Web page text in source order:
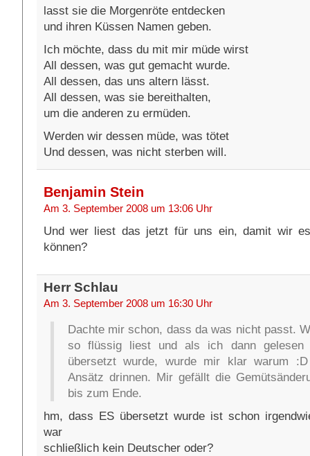
lasst sie die Morgenröte entdecken
und ihren Küssen Namen geben.
Ich möchte, dass du mit mir müde wirst
All dessen, was gut gemacht wurde.
All dessen, das uns altern lässt.
All dessen, was sie bereithalten,
um die anderen zu ermüden.
Werden wir dessen müde, was tötet
Und dessen, was nicht sterben will.
Benjamin Stein
Am 3. September 2008 um 13:06 Uhr
Und wer liest das jetzt für uns ein, damit wir
können?
Herr Schlau
Am 3. September 2008 um 16:30 Uhr
Dachte mir schon, dass da was nicht passt.
so flüssig liest und als ich dann gelesen
übersetzt wurde, wurde mir klar warum
Ansätz drinnen. Mir gefällt die
bis zum Ende.
hm, dass ES übersetzt wurde ist schon
war
schließlich kein Deutscher oder?